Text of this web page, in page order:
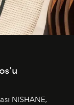
NISHANE,